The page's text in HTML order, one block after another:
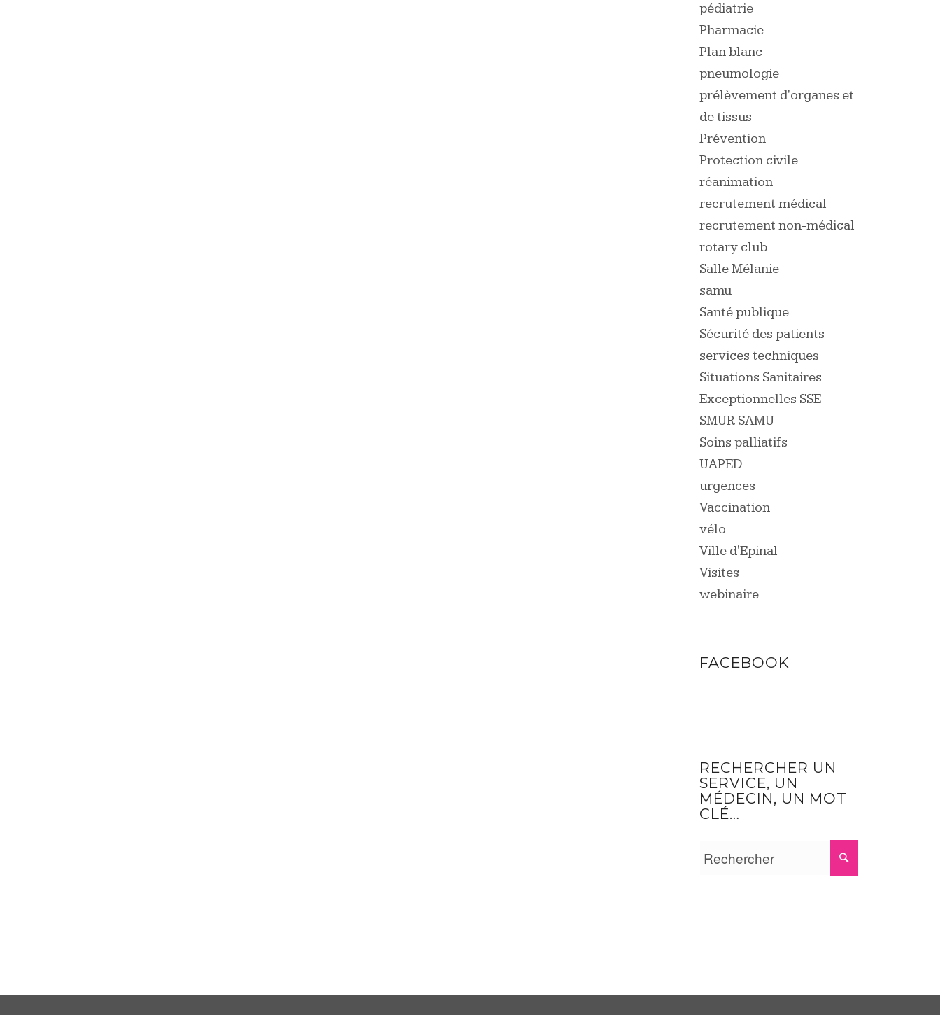
pédiatrie
Pharmacie
Plan blanc
pneumologie
prélèvement d'organes et
de tissus
Prévention
Protection civile
réanimation
recrutement médical
recrutement non-médical
rotary club
Salle Mélanie
samu
Santé publique
Sécurité des patients
services techniques
Situations Sanitaires
Exceptionnelles SSE
SMUR SAMU
Soins palliatifs
UAPED
urgences
Vaccination
vélo
Ville d'Epinal
Visites
webinaire
FACEBOOK
RECHERCHER UN
SERVICE, UN
MÉDECIN, UN MOT
CLÉ…